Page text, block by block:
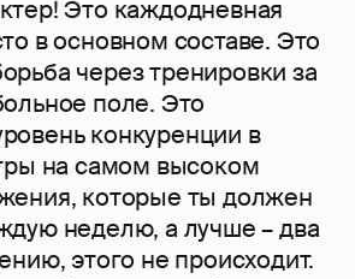
Это каждодневная
в основном составе. Это
через тренировки за
поле. Это
конкуренции в
на самом высоком
которые ты должен
неделю, а лучше – два
этого не происходит.